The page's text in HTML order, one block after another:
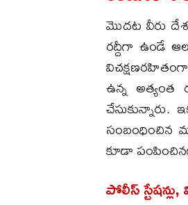
మొదట వీరు
రద్దీగా ఉండే
ఉన్న అత్యంత
చేసుకున్నారు.
సంబంధించిన
కూడా
పోలీస్